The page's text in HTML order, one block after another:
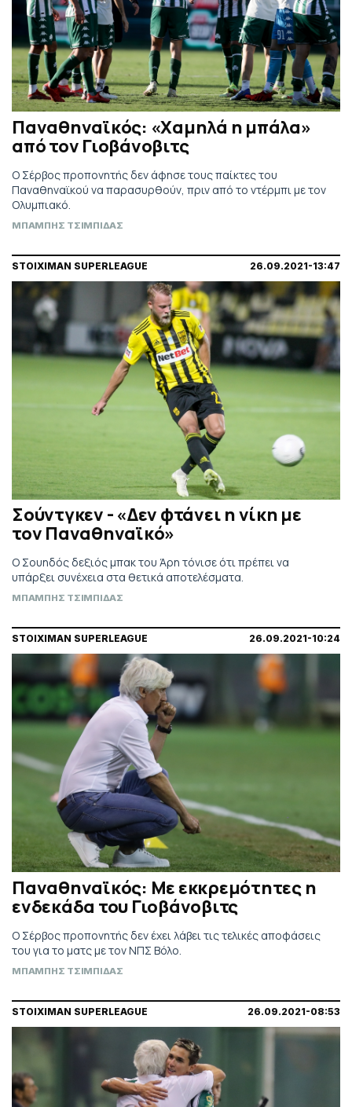
Παναθηναϊκός: «Χαμηλά η μπάλα»
από τον Γιοβάνοβιτς
Ο Σέρβος προπονητής δεν άφησε τους παίκτες του
Παναθηναϊκού να παρασυρθούν, πριν από το ντέρμπι με τον
Ολυμπιακό.
ΜΠΑΜΠΗΣ ΤΣΙΜΠΙΔΑΣ
STOIXIMAN SUPERLEAGUE 26.09.2021-13:47
Σούντγκεν - «Δεν φτάνει η νίκη με
τον Παναθηναϊκό»
Ο Σουηδός δεξιός μπακ του Άρη τόνισε ότι πρέπει να
υπάρξει συνέχεια στα θετικά αποτελέσματα.
ΜΠΑΜΠΗΣ ΤΣΙΜΠΙΔΑΣ
STOIXIMAN SUPERLEAGUE 26.09.2021-10:24
Παναθηναϊκός: Με εκκρεμότητες η
ενδεκάδα του Γιοβάνοβιτς
Ο Σέρβος προπονητής δεν έχει λάβει τις τελικές αποφάσεις
του για το ματς με τον ΝΠΣ Βόλο.
ΜΠΑΜΠΗΣ ΤΣΙΜΠΙΔΑΣ
STOIXIMAN SUPERLEAGUE 26.09.2021-08:53